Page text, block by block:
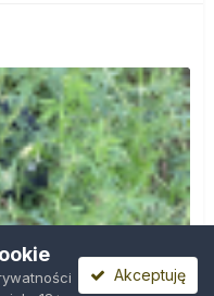
Akceptuję